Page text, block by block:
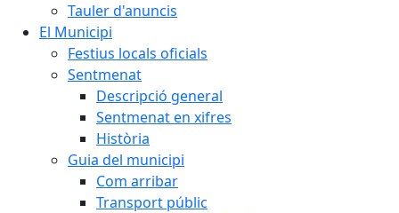
Tauler d'anuncis
El Municipi
Festius locals oficials
Sentmenat
Descripció general
Sentmenat en xifres
Història
Guia del municipi
Com arribar
Transport públic